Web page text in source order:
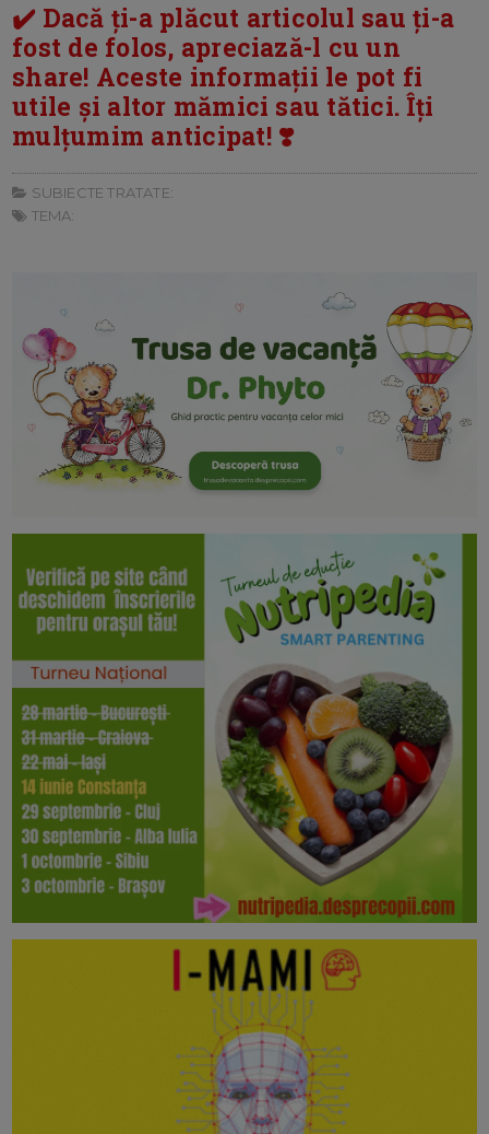
✔️ Dacă ți-a plăcut articolul sau ți-a
fost de folos, apreciază-l cu un
share! Aceste informații le pot fi
utile și altor mămici sau tătici. Îți
mulțumim anticipat! ❣️
SUBIECTE TRATATE:
TEMA: